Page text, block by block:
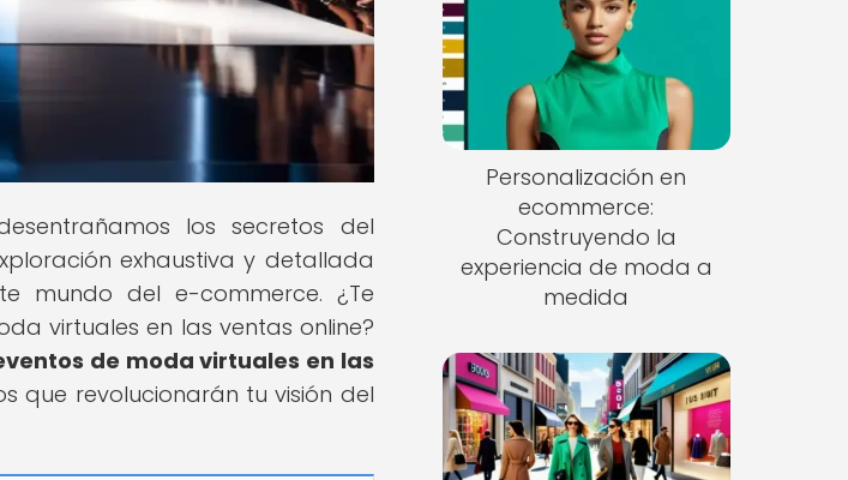
los secretos del
exhaustiva y detallada
mundo del e-commerce. ¿Te
virtuales en las ventas online?
de moda virtuales en las
que revolucionarán tu visión del
Personalización en
ecommerce:
Construyendo la
experiencia de moda a
medida